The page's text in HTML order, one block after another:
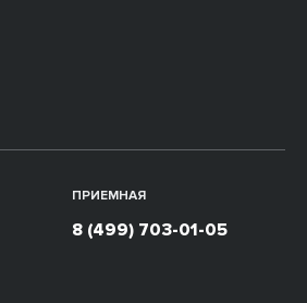
ПРИЕМНАЯ
8 (499) 703-01-05